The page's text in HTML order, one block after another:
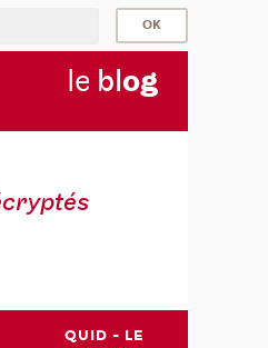
le blog
QUID - LE